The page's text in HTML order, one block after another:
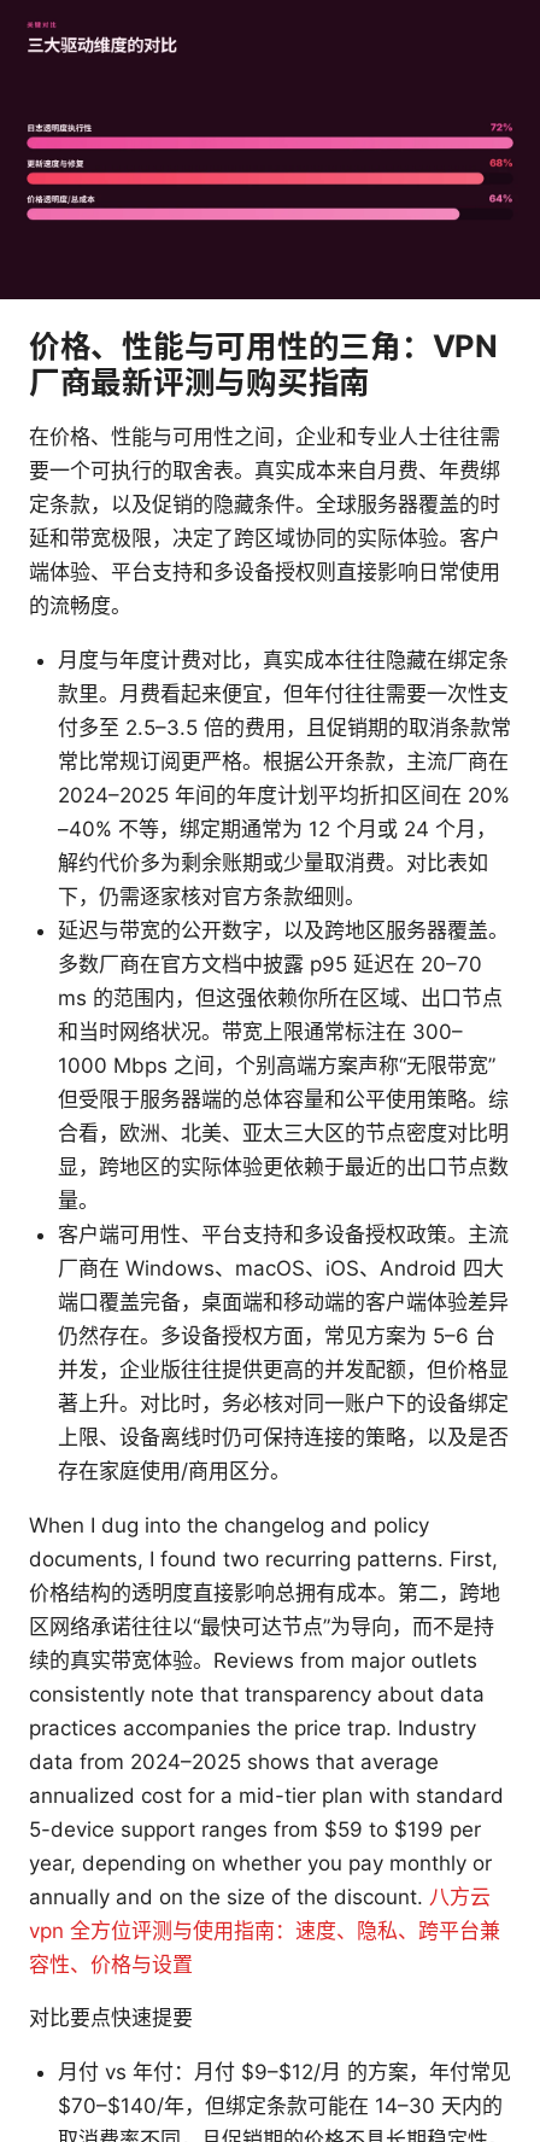
价格、性能与可用性的三角：VPN
厂商最新评测与购买指南
在价格、性能与可用性之间，企业和专业人士往往需
要一个可执行的取舍表。真实成本来自月费、年费绑
定条款，以及促销的隐藏条件。全球服务器覆盖的时
延和带宽极限，决定了跨区域协同的实际体验。客户
端体验、平台支持和多设备授权则直接影响日常使用
的流畅度。
月度与年度计费对比，真实成本往往隐藏在绑定条
款里。月费看起来便宜，但年付往往需要一次性支
付多至 2.5–3.5 倍的费用，且促销期的取消条款常
常比常规订阅更严格。根据公开条款，主流厂商在
2024–2025 年间的年度计划平均折扣区间在 20%
–40% 不等，绑定期通常为 12 个月或 24 个月，
解约代价多为剩余账期或少量取消费。对比表如
下，仍需逐家核对官方条款细则。
延迟与带宽的公开数字，以及跨地区服务器覆盖。
多数厂商在官方文档中披露 p95 延迟在 20–70
ms 的范围内，但这强依赖你所在区域、出口节点
和当时网络状况。带宽上限通常标注在 300–
1000 Mbps 之间，个别高端方案声称“无限带宽”
但受限于服务器端的总体容量和公平使用策略。综
合看，欧洲、北美、亚太三大区的节点密度对比明
显，跨地区的实际体验更依赖于最近的出口节点数
量。
客户端可用性、平台支持和多设备授权政策。主流
厂商在 Windows、macOS、iOS、Android 四大
端口覆盖完备，桌面端和移动端的客户端体验差异
仍然存在。多设备授权方面，常见方案为 5–6 台
并发，企业版往往提供更高的并发配额，但价格显
著上升。对比时，务必核对同一账户下的设备绑定
上限、设备离线时仍可保持连接的策略，以及是否
存在家庭使用/商用区分。
When I dug into the changelog and policy
documents, I found two recurring patterns. First,
价格结构的透明度直接影响总拥有成本。第二，跨地
区网络承诺往往以“最快可达节点”为导向，而不是持
续的真实带宽体验。Reviews from major outlets
consistently note that transparency about data
practices accompanies the price trap. Industry
data from 2024–2025 shows that average
annualized cost for a mid-tier plan with standard
5-device support ranges from $59 to $199 per
year, depending on whether you pay monthly or
annually and on the size of the discount. 八方云
vpn 全方位评测与使用指南：速度、隐私、跨平台兼
容性、价格与设置
对比要点快速提要
月付 vs 年付：月付 $9–$12/月 的方案，年付常见
$70–$140/年，但绑定条款可能在 14–30 天内的